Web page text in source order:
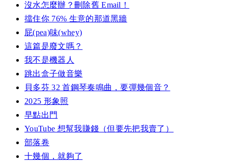
沒水怎麼辦？刪除舊 Email！
擋住你 76% 生意的那道黑牆
屁(pea)味(whey)
這篇是廢文嗎？
我不是機器人
跳出盒子做音樂
貝多芬 32 首鋼琴奏鳴曲，要彈幾個音？
2025 形象照
早點出門
YouTube 想幫我賺錢（但要先把我賣了）
部落卷
十幾個，就夠了